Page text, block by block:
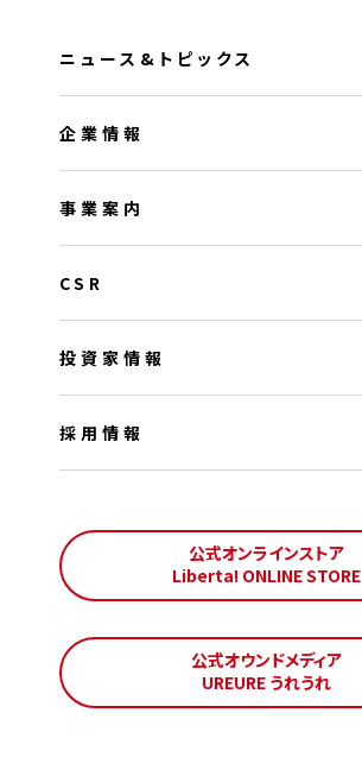
ニュース&トピックス
企業情報
事業案内
CSR
投資家情報
採用情報
公式オンラインストア
Liberta! ONLINE STORE
公式オウンドメディア
UREURE うれうれ